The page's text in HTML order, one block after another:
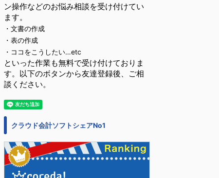
ン操作などのお悩み相談を受け付けてい
ます。
・文書の作成
・表の作成
・ココをこうしたい…etc
といった作業も無料で受け付けておりま
す。以下のボタンから友達登録後、ご相
談ください。
クラウド会計ソフトシェアNo1